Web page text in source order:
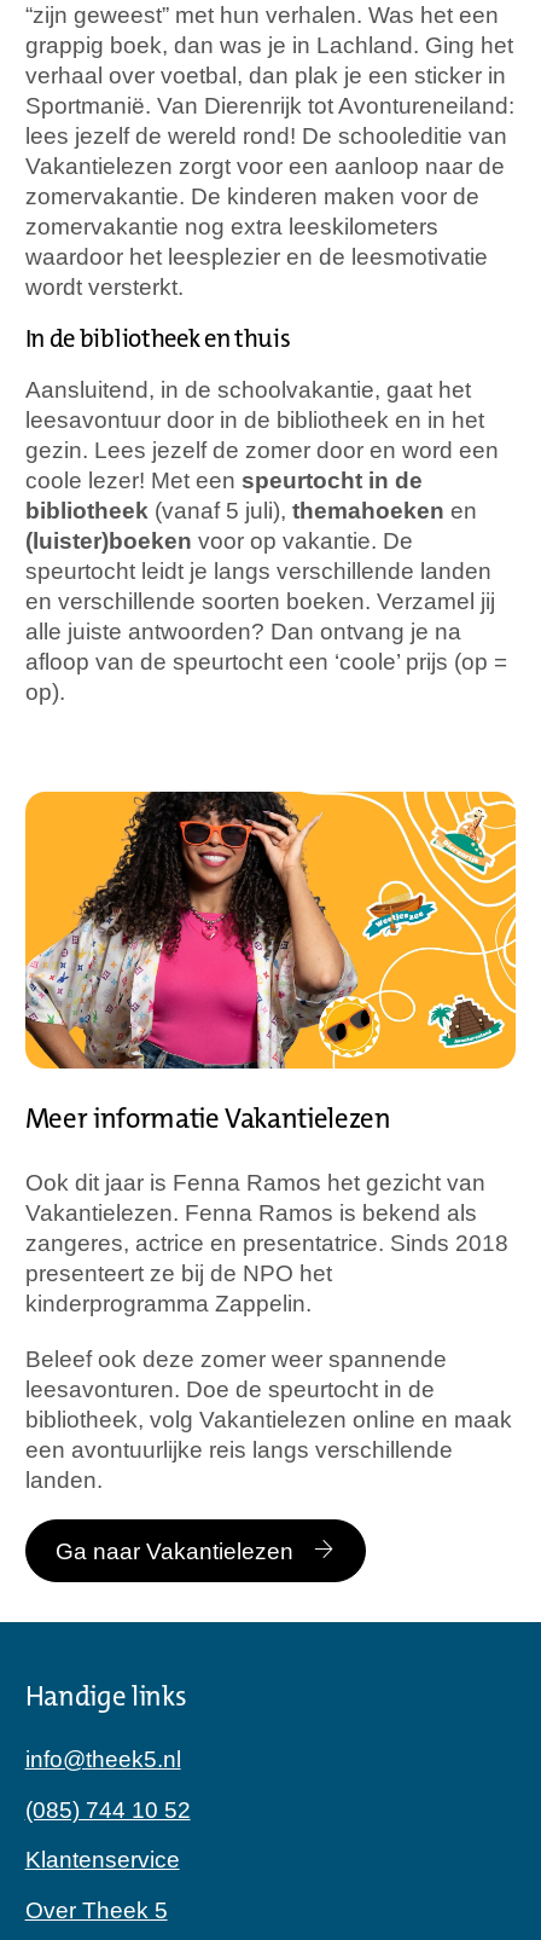
“zijn geweest” met hun verhalen. Was het een
grappig boek, dan was je in Lachland. Ging het
verhaal over voetbal, dan plak je een sticker in
Sportmanië. Van Dierenrijk tot Avontureneiland:
lees jezelf de wereld rond! De schooleditie van
Vakantielezen zorgt voor een aanloop naar de
zomervakantie. De kinderen maken voor de
zomervakantie nog extra leeskilometers
waardoor het leesplezier en de leesmotivatie
wordt versterkt.
In de bibliotheek en thuis
Aansluitend, in de schoolvakantie, gaat het
leesavontuur door in de bibliotheek en in het
gezin. Lees jezelf de zomer door en word een
coole lezer! Met een speurtocht in de
bibliotheek (vanaf 5 juli), themahoeken en
(luister)boeken voor op vakantie. De
speurtocht leidt je langs verschillende landen
en verschillende soorten boeken. Verzamel jij
alle juiste antwoorden? Dan ontvang je na
afloop van de speurtocht een ‘coole’ prijs (op =
op).
Meer informatie Vakantielezen
Ook dit jaar is Fenna Ramos het gezicht van
Vakantielezen. Fenna Ramos is bekend als
zangeres, actrice en presentatrice. Sinds 2018
presenteert ze bij de NPO het
kinderprogramma Zappelin.
Beleef ook deze zomer weer spannende
leesavonturen. Doe de speurtocht in de
bibliotheek, volg Vakantielezen online en maak
een avontuurlijke reis langs verschillende
landen.
Ga naar Vakantielezen
Handige links
info@theek5.nl
(085) 744 10 52
Klantenservice
Over Theek 5